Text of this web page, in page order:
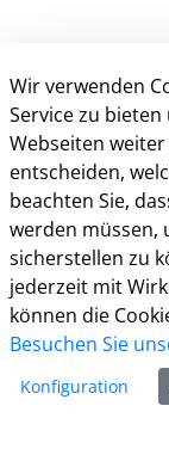
Anschrift &
Herzebrocker
33334 Gütersloh
Tel.: 05241 85-0
Mail:
Web:www.kreis-
Info
Datenschutz
Wir verwenden
Service zu
Webseiten
entscheiden,
beachten Sie,
werden müssen,
sicherstellen zu
jederzeit mit
können die
Besuchen Sie
Konfiguration